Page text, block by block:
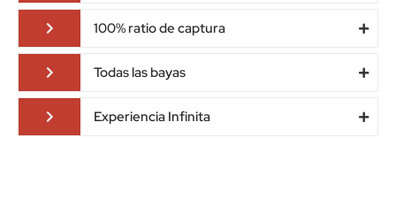
100% ratio de captura
Todas las bayas
Experiencia Infinita